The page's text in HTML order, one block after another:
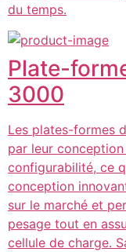
du temps.
Plate-
3000
Les plates-formes
par leur
configurabilité, ce
conception
sur le marché et
pesage tout en
cellule de charge.